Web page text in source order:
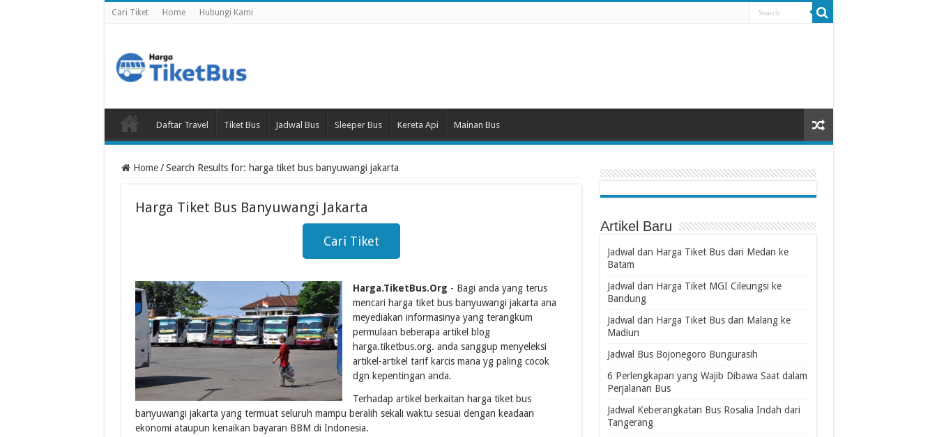
Cari Tiket Home Hubungi Kami
Daftar Travel Tiket Bus Jadwal Bus Sleeper Bus Kereta Api Mainan Bus
Home / Search Results for: harga tiket bus banyuwangi jakarta
Harga Tiket Bus Banyuwangi Jakarta
Cari Tiket
Harga.TiketBus.Org - Bagi anda yang terus
mencari harga tiket bus banyuwangi jakarta ana
meyediakan informasinya yang terangkum
permulaan beberapa artikel blog
harga.tiketbus.org. anda sanggup menyeleksi
artikel-artikel tarif karcis mana yg paling cocok
dgn kepentingan anda.
Terhadap artikel berkaitan harga tiket bus
banyuwangi jakarta yang termuat seluruh mampu beralih sekali waktu sesuai dengan keadaan
ekonomi ataupun kenaikan bayaran BBM di Indonesia.
Artikel Baru
Jadwal dan Harga Tiket Bus dari Medan ke
Batam
Jadwal dan Harga Tiket MGI Cileungsi ke
Bandung
Jadwal dan Harga Tiket Bus dari Malang ke
Madiun
Jadwal Bus Bojonegoro Bungurasih
6 Perlengkapan yang Wajib Dibawa Saat dalam
Perjalanan Bus
Jadwal Keberangkatan Bus Rosalia Indah dari
Tangerang